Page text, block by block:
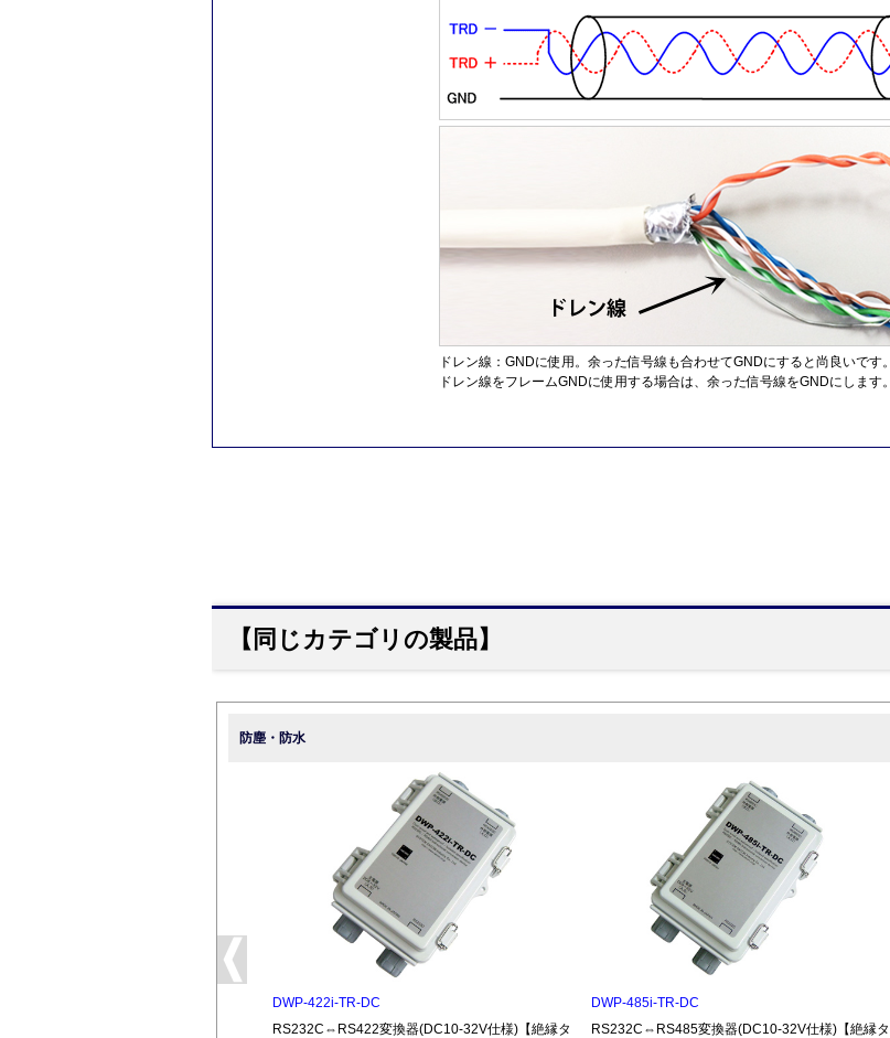
ドレン線：GNDに使用。余った信号線も合わせてGNDにすると尚良いです。
ドレン線をフレームGNDに使用する場合は、余った信号線をGNDにします。
【同じカテゴリの製品】
防塵・防水
DWP-422i-TR-DC
RS232C⇔RS422変換器(DC10-32V仕様)【絶縁タ
DWP-485i-TR-DC
RS232C⇔RS485変換器(DC10-32V仕様)【絶縁タ